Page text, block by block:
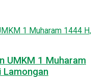
UMKM 1 Muharam
Lamongan